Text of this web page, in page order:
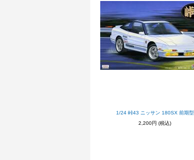
1/24 峠43 ニッサン 180SX 前期型
2,200円 (税込)